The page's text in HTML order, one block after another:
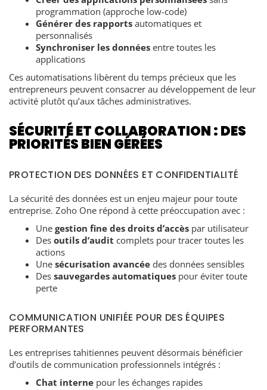
programmation (approche low-code)
Générer des rapports automatiques et
personnalisés
Synchroniser les données entre toutes les
applications
Ces automatisations libèrent du temps précieux que les
entrepreneurs peuvent consacrer au développement de leur
activité plutôt qu’aux tâches administratives.
SÉCURITÉ ET COLLABORATION : DES
PRIORITÉS BIEN GÉRÉES
PROTECTION DES DONNÉES ET CONFIDENTIALITÉ
La sécurité des données est un enjeu majeur pour toute
entreprise. Zoho One répond à cette préoccupation avec :
Une gestion fine des droits d’accès par utilisateur
Des outils d’audit complets pour tracer toutes les
actions
Une sécurisation avancée des données sensibles
Des sauvegardes automatiques pour éviter toute
perte
COMMUNICATION UNIFIÉE POUR DES ÉQUIPES
PERFORMANTES
Les entreprises tahitiennes peuvent désormais bénéficier
d’outils de communication professionnels intégrés :
Chat interne pour les échanges rapides